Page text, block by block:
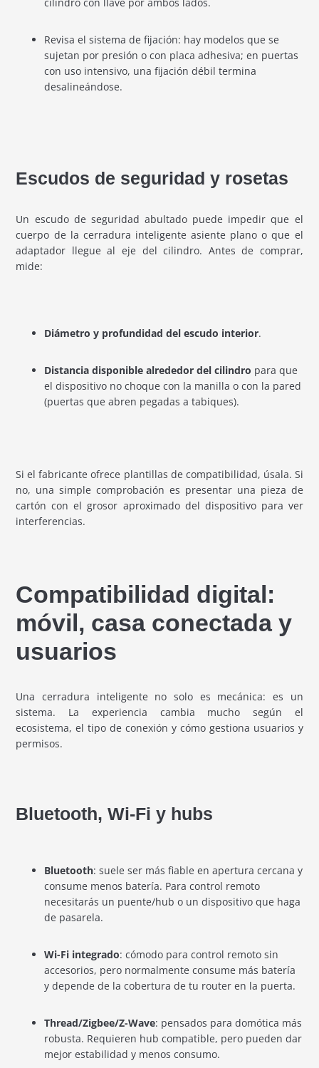
Revisa el sistema de fijación: hay modelos que se
sujetan por presión o con placa adhesiva; en puertas
con uso intensivo, una fijación débil termina
desalineándose.
Escudos de seguridad y rosetas
Un escudo de seguridad abultado puede impedir que el
cuerpo de la cerradura inteligente asiente plano o que el
adaptador llegue al eje del cilindro. Antes de comprar,
mide:
Diámetro y profundidad del escudo interior.
Distancia disponible alrededor del cilindro para que
el dispositivo no choque con la manilla o con la pared
(puertas que abren pegadas a tabiques).
Si el fabricante ofrece plantillas de compatibilidad, úsala. Si
no, una simple comprobación es presentar una pieza de
cartón con el grosor aproximado del dispositivo para ver
interferencias.
Compatibilidad digital:
móvil, casa conectada y
usuarios
Una cerradura inteligente no solo es mecánica: es un
sistema. La experiencia cambia mucho según el
ecosistema, el tipo de conexión y cómo gestiona usuarios y
permisos.
Bluetooth, Wi-Fi y hubs
Bluetooth: suele ser más fiable en apertura cercana y
consume menos batería. Para control remoto
necesitarás un puente/hub o un dispositivo que haga
de pasarela.
Wi-Fi integrado: cómodo para control remoto sin
accesorios, pero normalmente consume más batería
y depende de la cobertura de tu router en la puerta.
Thread/Zigbee/Z-Wave: pensados para domótica más
robusta. Requieren hub compatible, pero pueden dar
mejor estabilidad y menos consumo.